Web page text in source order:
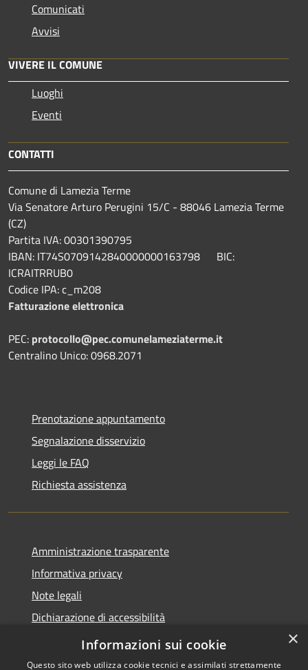
Comunicati
Avvisi
VIVERE IL COMUNE
Luoghi
Eventi
CONTATTI
Comune di Lamezia Terme
Via Senatore Arturo Perugini 15/C - 88046 Lamezia Terme
(CZ)
Partita IVA: 00301390795
IBAN: IT74S0709142840000000163798 BIC:
ICRAITRRUB0
Codice IPA: c_m208
Fatturazione elettronica
PEC: protocollo@pec.comunelameziaterme.it
Centralino Unico: 0968.2071
Prenotazione appuntamento
Segnalazione disservizio
Leggi le FAQ
Richiesta assistenza
Amministrazione trasparente
Informativa privacy
Note legali
Dichiarazione di accessibilità
Feedback accessibilità
×
Informazioni sui cookie
Questo sito web utilizza cookie tecnici e assimilati strettamente